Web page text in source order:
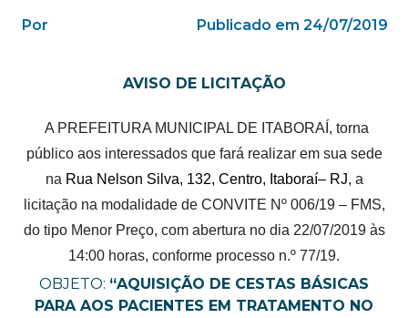
Por Publicado em 24/07/2019
AVISO DE LICITAÇÃO
A PREFEITURA MUNICIPAL DE ITABORAÍ, torna
público aos interessados que fará realizar em sua sede
na Rua Nelson Silva, 132, Centro, Itaboraí– RJ, a
licitação na modalidade de CONVITE Nº 006/19 – FMS,
do tipo Menor Preço, com abertura no dia 22/07/2019 às
14:00 horas, conforme processo n.º 77/19.
OBJETO: “AQUISIÇÃO DE CESTAS BÁSICAS
PARA AOS PACIENTES EM TRATAMENTO NO